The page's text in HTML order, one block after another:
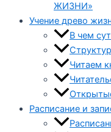
ЖИЗНИ»
Учение древо
В чем
Читаем
Расписание и